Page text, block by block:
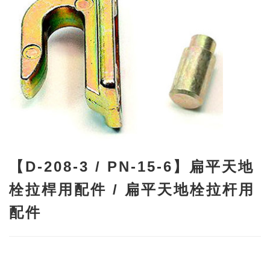
【D-208-3 / PN-15-6】扁平天地
栓拉桿用配件 / 扁平天地栓拉杆用
配件